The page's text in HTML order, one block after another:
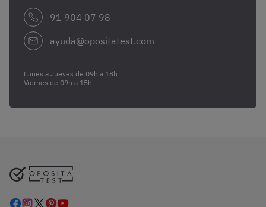
91 904 07 98
ayuda@opositatest.com
Lunes a Jueves de 09h a 18h
Viernes de 09h a 15h